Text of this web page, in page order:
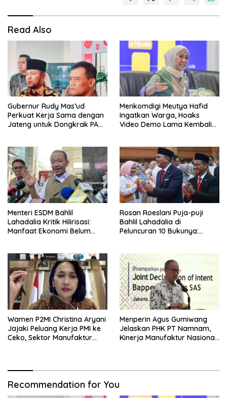
Read Also
Gubernur Rudy Mas’ud
Perkuat Kerja Sama dengan
Jateng untuk Dongkrak PAD
Menkomdigi Meutya Hafid
Ingatkan Warga, Hoaks
Video Demo Lama Kembali
Menteri ESDM Bahlil
Lahadalia Kritik Hilirisasi:
Manfaat Ekonomi Belum
Rosan Roeslani Puja-puji
Bahlil Lahadalia di
Peluncuran 10 Bukunya:
Wamen P2MI Christina Aryani
Jajaki Peluang Kerja PMI ke
Ceko, Sektor Manufaktur
Menperin Agus Gumiwang
Jelaskan PHK PT Namnam,
Kinerja Manufaktur Nasional
Recommendation for You